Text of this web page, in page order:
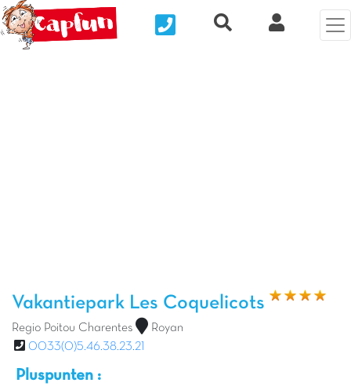
Nous contacterRecherche rapide
Mijn Clix
Vakantiepark Les Coquelicots
Regio Poitou Charentes
Royan
0033(0)5.46.38.23.21
Pluspunten :